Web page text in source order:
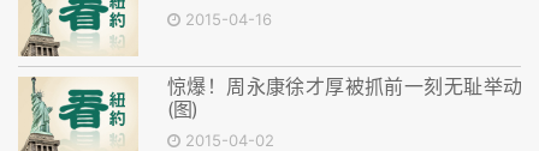
2015-04-16
惊爆！周永康徐才厚被抓前一刻无耻举动
(图)
2015-04-02